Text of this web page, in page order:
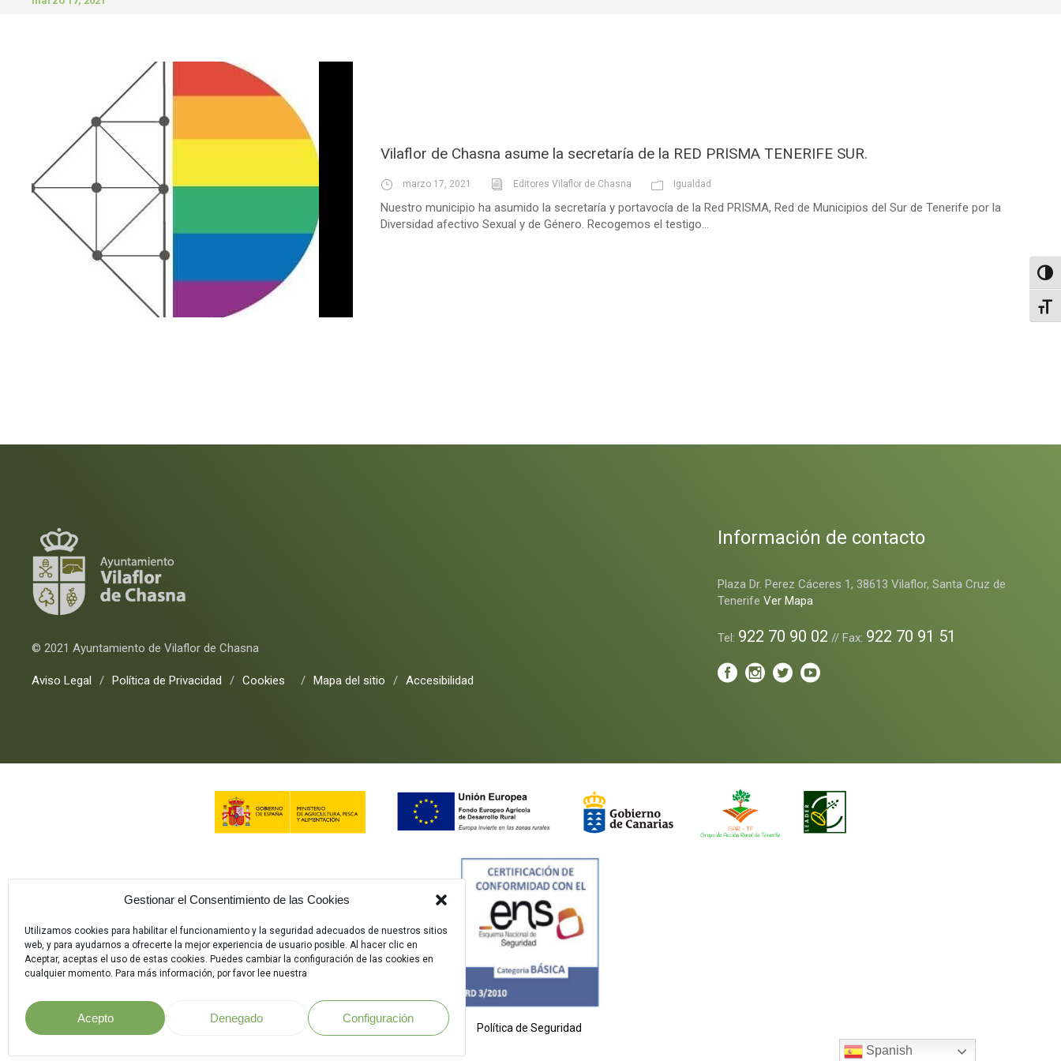
Gestionar el Consentimiento de las Cookies
Utilizamos cookies para habilitar el funcionamiento y la seguridad adecuados de nuestros sitios
web, y para ayudarnos a ofrecerte la mejor experiencia de usuario posible. Al hacer clic en
Aceptar, aceptas el uso de estas cookies. Puedes cambiar la configuración de las cookies en
cualquier momento. Para más información, por favor lee nuestra
Acepto Denegado Configuración
Vilaflor de Chasna asume la secretaría de la RED PRISMA TENERIFE SUR.
marzo 17, 2021 Editores Vilaflor de Chasna Igualdad
Nuestro municipio ha asumido la secretaría y portavocía de la Red PRISMA, Red de Municipios del Sur de Tenerife por la
Diversidad afectivo Sexual y de Género. Recogemos el testigo...
© 2021 Ayuntamiento de Vilaflor de Chasna
Aviso Legal / Política de Privacidad / Cookies / Mapa del sitio / Accesibilidad
Información de contacto
Plaza Dr. Perez Cáceres 1, 38613 Vilaflor, Santa Cruz de
TenerifeVer Mapa
Tel: 922 70 90 02 // Fax: 922 70 91 51
Política de Seguridad
Spanish